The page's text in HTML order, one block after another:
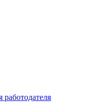
работодателя